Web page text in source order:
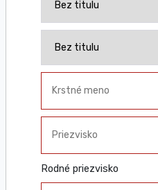
Rodné priezvisko